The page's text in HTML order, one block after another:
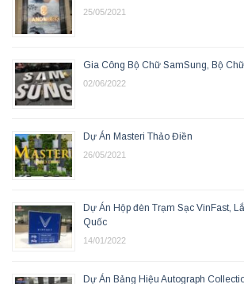
25/05/2021
Gia Công Bộ Chữ SamSung, Bộ
02/06/2022
Dự Án Masteri Thảo Điền
26/05/2021
Dự Án Hộp đèn Trạm Sạc VinFast,
Quốc
14/01/2022
Dự Án Bảng Hiệu Autograph